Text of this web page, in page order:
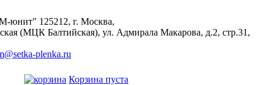
юнит" 125212, г. Москва,
(МЦК Балтийская), ул. Адмирала Макарова, д.2, стр.31,
plenka.ru
Корзина пуста